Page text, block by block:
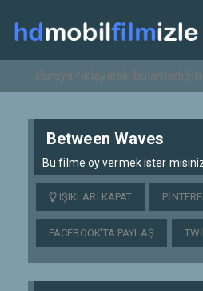
Between Waves
Bu filme oy vermek ister
IŞIKLARI KAPAT
FACEBOOK'TA PAYLAŞ